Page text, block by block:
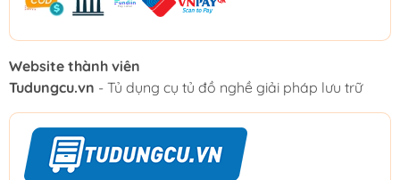
Website thành viên
Tudungcu.vn - Tủ dụng cụ tủ đồ nghề giải pháp lưu trữ